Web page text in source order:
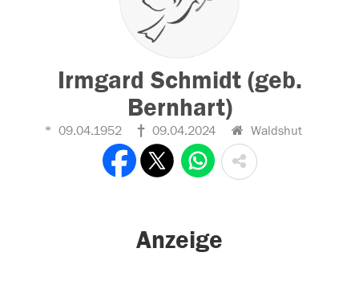
Irmgard Schmidt (geb.
Bernhart)
09.04.1952 09.04.2024 Waldshut
Anzeige